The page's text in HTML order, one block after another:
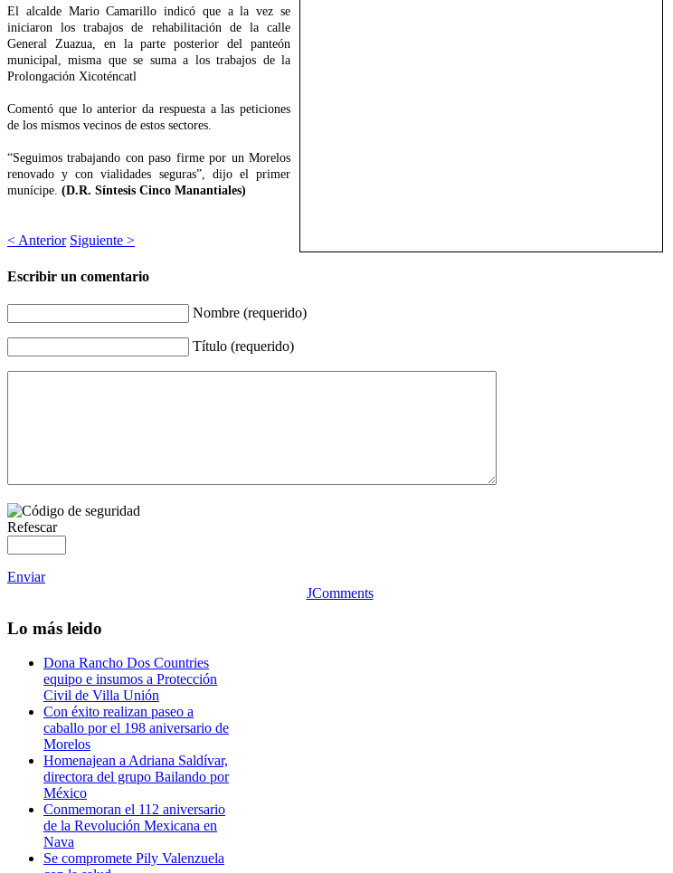
El alcalde Mario Camarillo indicó que a la vez se
iniciaron los trabajos de rehabilitación de la calle
General Zuazua, en la parte posterior del panteón
municipal, misma que se suma a los trabajos de la
Prolongación Xicoténcatl
Comentó que lo anterior da respuesta a las peticiones
de los mismos vecinos de estos sectores.
“Seguimos trabajando con paso firme por un Morelos
renovado y con vialidades seguras”, dijo el primer
munícipe. (D.R. Síntesis Cinco Manantiales)
< Anterior Siguiente >
Escribir un comentario
Nombre (requerido)
Título (requerido)
Refescar
Enviar
JComments
Lo más leido
Dona Rancho Dos Countries
equipo e insumos a Protección
Civil de Villa Unión
Con éxito realizan paseo a
caballo por el 198 aniversario de
Morelos
Homenajean a Adriana Saldívar,
directora del grupo Bailando por
México
Conmemoran el 112 aniversario
de la Revolución Mexicana en
Nava
Se compromete Pily Valenzuela